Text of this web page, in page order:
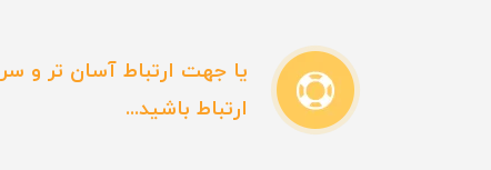
یا جهت ارتباط آسان تر و
ارتباط باشید...